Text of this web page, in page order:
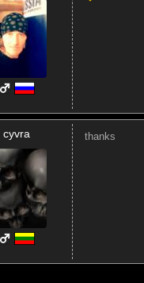
cyvra thanks